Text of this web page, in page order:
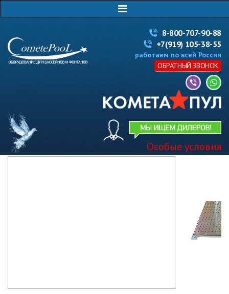
8-800-707-90-88
+7(919) 105-38-55
работаем по всей России
ОБРАТНЫЙ ЗВОНОК
Особые условия